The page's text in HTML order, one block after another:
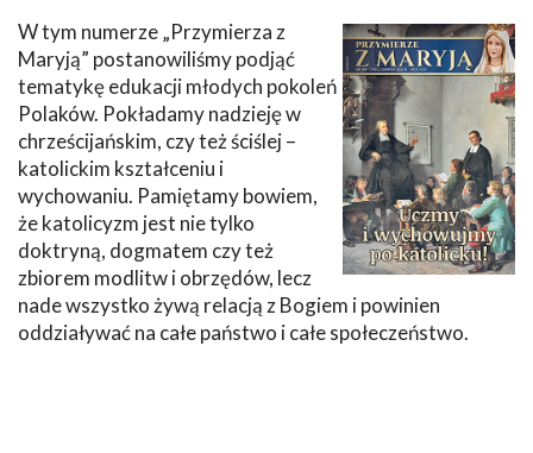
W tym numerze „Przymierza z
Maryją” postanowiliśmy podjąć
tematykę edukacji młodych pokoleń
Polaków. Pokładamy nadzieję w
chrześcijańskim, czy też ściślej –
katolickim kształceniu i
wychowaniu. Pamiętamy bowiem,
że katolicyzm jest nie tylko
doktryną, dogmatem czy też
zbiorem modlitw i obrzędów, lecz
nade wszystko żywą relacją z Bogiem i powinien
oddziaływać na całe państwo i całe społeczeństwo.